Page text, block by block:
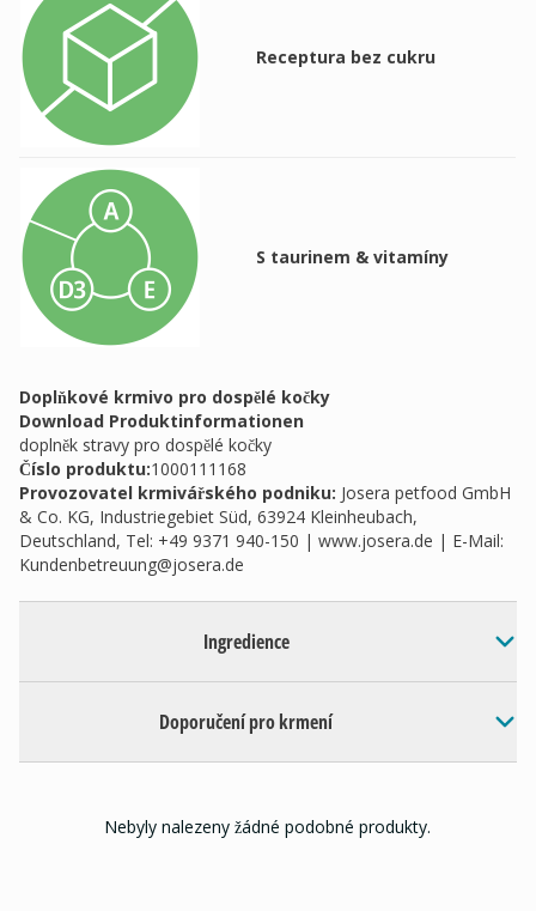
Receptura bez cukru
S taurinem & vitamíny
Doplňkové krmivo pro dospělé kočky
Download Produktinformationen
doplněk stravy pro dospělé kočky
Číslo produktu:1000111168
Provozovatel krmivářského podniku: Josera petfood GmbH
& Co. KG, Industriegebiet Süd, 63924 Kleinheubach,
Deutschland, Tel: +49 9371 940-150 | www.josera.de | E-Mail:
Kundenbetreuung@josera.de
Ingredience
Doporučení pro krmení
Nebyly nalezeny žádné podobné produkty.